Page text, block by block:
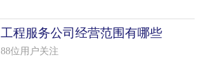
工程服务公司经营范围有哪些
（精选26
88位用户关注